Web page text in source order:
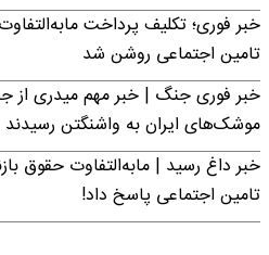
خبر فوری؛ تکلیف پرداخت
تامین اجتماعی روشن شد
خبر فوری جنگ | خبر مهم میدری از
موشک‌های ایران به واشنگتن رسیدند
خبر داغ رسید | مابه‌التفاوت حقوق
تامین اجتماعی پاسخ داد!